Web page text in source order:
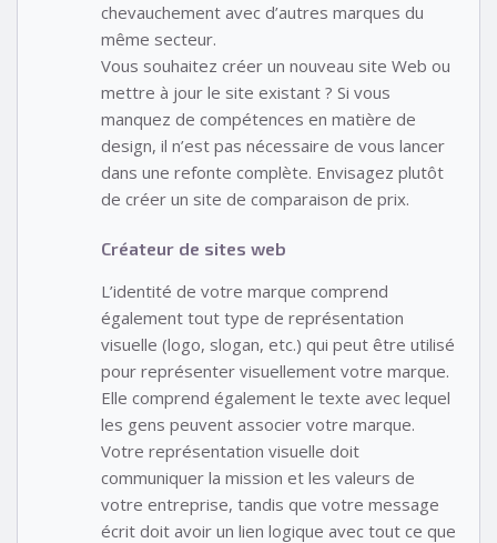
chevauchement avec d’autres marques du
même secteur.
Vous souhaitez créer un nouveau site Web ou
mettre à jour le site existant ? Si vous
manquez de compétences en matière de
design, il n’est pas nécessaire de vous lancer
dans une refonte complète. Envisagez plutôt
de créer un site de comparaison de prix.
Créateur de sites web
L’identité de votre marque comprend
également tout type de représentation
visuelle (logo, slogan, etc.) qui peut être utilisé
pour représenter visuellement votre marque.
Elle comprend également le texte avec lequel
les gens peuvent associer votre marque.
Votre représentation visuelle doit
communiquer la mission et les valeurs de
votre entreprise, tandis que votre message
écrit doit avoir un lien logique avec tout ce que